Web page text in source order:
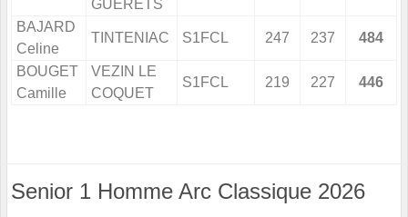
GUERETS
BAJARD
Celine
TINTENIAC S1FCL 247 237 484
BOUGET
Camille
VEZIN LE
COQUET
S1FCL 219 227 446
Senior 1 Homme Arc Classique 2026